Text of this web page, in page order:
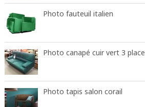
Photo fauteuil italien
Photo canapé cuir vert 3
Photo tapis salon corail